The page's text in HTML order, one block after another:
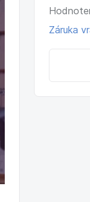
Záruka